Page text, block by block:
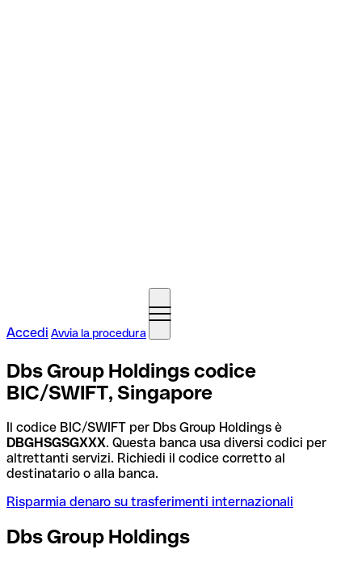
Accedi Avvia la procedura
Dbs Group Holdings codice
BIC/SWIFT, Singapore
Il codice BIC/SWIFT per Dbs Group Holdings è
DBGHSGSGXXX. Questa banca usa diversi codici per
altrettanti servizi. Richiedi il codice corretto al
destinatario o alla banca.
Risparmia denaro su trasferimenti internazionali
Dbs Group Holdings